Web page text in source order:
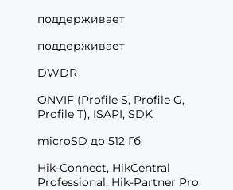
поддерживает
поддерживает
DWDR
ONVIF (Profile S, Profile G,
Profile T), ISAPI, SDK
microSD до 512 Гб
Hik-Connect, HikCentral
Professional, Hik-Partner Pro